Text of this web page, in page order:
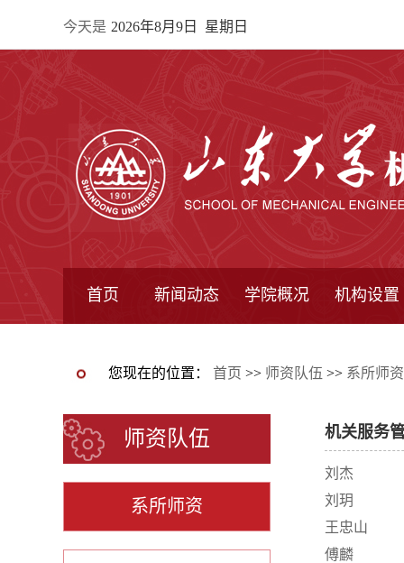
今天是 2026年8月9日 星期日
首页 新闻动态 学院概况 机构设置
您现在的位置： 首页 >> 师资队伍 >> 系所师资
师资队伍
系所师资
机关服务
刘杰
刘玥
王忠山
傅麟